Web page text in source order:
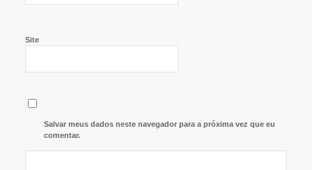
Site
Salvar meus dados neste navegador para a próxima vez que eu
comentar.